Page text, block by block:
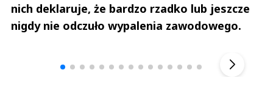
nich deklaruje, że bardzo rzadko lub jeszcze
nigdy nie odczuło wypalenia zawodowego.